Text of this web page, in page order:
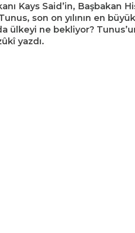
Kays Said’in, Başbakan
son on yılının en
ülkeyi ne bekliyor?
yazdı.